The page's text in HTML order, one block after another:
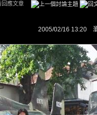
回應文章
2005/02/16 13:20